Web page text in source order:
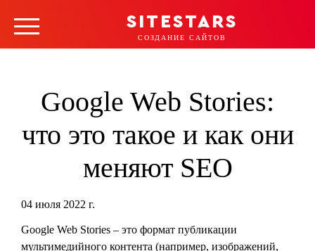
SITESTARS
СОЗДАНИЕ САЙТОВ
Главная
Google Web Stories: что это такое
и как они меняют SEO
Google Web Stories:
что это такое и как они
меняют SEO
04 июля 2022 г.
Google Web Stories – это формат публикации
мультимедийного контента (например, изображений,